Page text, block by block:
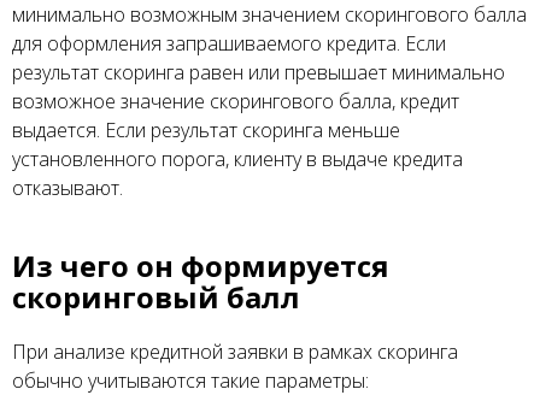
минимально возможным значением скорингового балла
для оформления запрашиваемого кредита. Если
результат скоринга равен или превышает минимально
возможное значение скорингового балла, кредит
выдается. Если результат скоринга меньше
установленного порога, клиенту в выдаче кредита
отказывают.
Из чего он формируется
скоринговый балл
При анализе кредитной заявки в рамках скоринга
обычно учитываются такие параметры: